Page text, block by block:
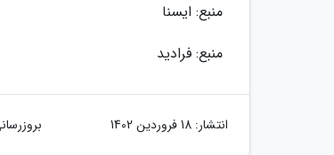
منبع: ایسنا
منبع: فرادید
انتشار: 18 فروردین 1402